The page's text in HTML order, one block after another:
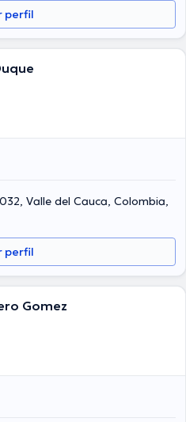
perfil
Valle del Cauca, Colombia,
perfil
Gomez